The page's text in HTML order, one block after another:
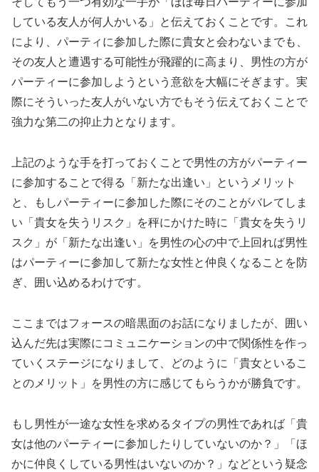
している友人が何人かいる」と伝えておくことです。これ
により、パーティに参加した際に貴女と会わないまでも、
その友人と遭遇する可能性が飛躍的に高まり、男性の方が
パーティーに参加しようという意欲を大幅にそぎます。実
際にそういった友人がいない方でもそう伝えておくことで
強力な第二の抑止力となります。
上記のような手を打っておくことで男性の方がパーティー
に参加することで得る「新たな出逢い」というメリット
と、もしパーティーに参加した際にそのことがバレてしま
い「貴女を失うリスク」を秤にかけた時に「貴女を失うリ
スク」が「新たな出逢い」を男性の心の中で上回れば男性
はパーティーに参加して新たな女性と仲良くなることを防
ぎ、囲い込めるわけです。
ここまではフォースの暗黒面のお話になりましたが、囲い
込んだ先は実際にコミュニケーションの中で関係性を作っ
ていくステージになりまして、どのように「貴女といるこ
とのメリット」を男性の方に感じてもらうかが勝負です。
もし男性が一途な女性を求めるタイプの男性であれば「貴
女は他のパーティーに参加したりしていないのか？」「ほ
かに仲良くしている男性はいないのか？」などという疑念